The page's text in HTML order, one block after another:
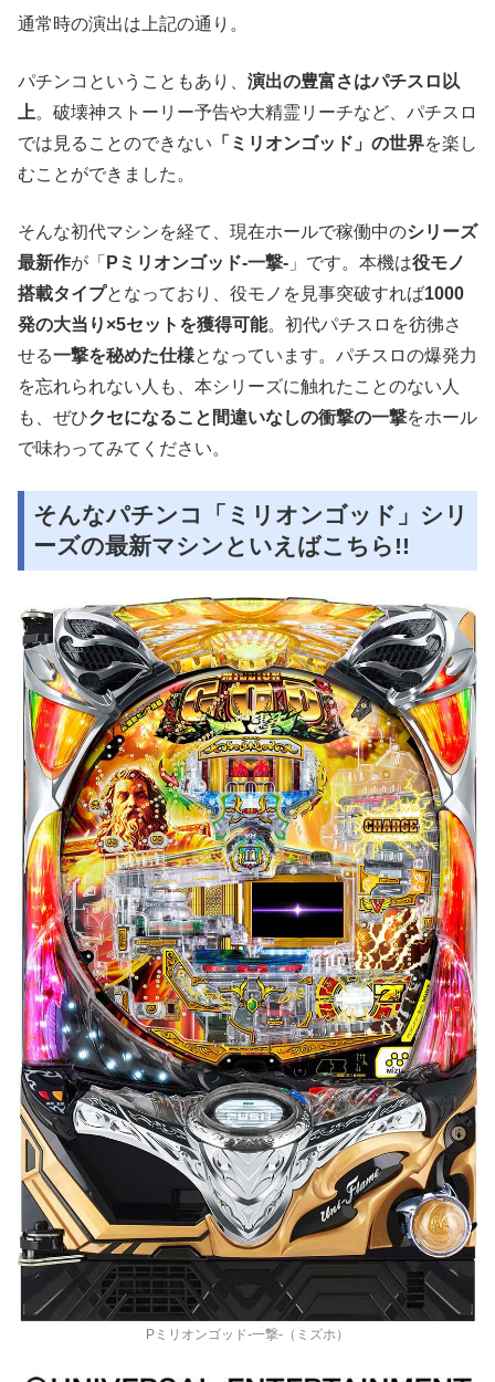
通常時の演出は上記の通り。
パチンコということもあり、 演出の豊富さはパチスロ以
上。破壊神ストーリー予告や大精霊リーチなど、パチスロ
では見ることのできない 「ミリオンゴッド」の世界を楽し
むことができました。
そんな初代マシンを経て、現在ホールで稼働中のシリーズ
最新作が「 Pミリオンゴッド‐一撃‐ 」です。本機は役モノ
搭載タイプとなっており、役モノを見事突破すれば1000
発の大当り×5セットを獲得可能。初代パチスロを彷彿さ
せる一撃を秘めた仕様となっています。パチスロの爆発力
を忘れられない人も、本シリーズに触れたことのない人
も、ぜひクセになること間違いなしの衝撃の一撃をホール
で味わってみてください。
そんなパチンコ「ミリオンゴッド」シリ
ーズの最新マシンといえばこちら!!
Pミリオンゴッド‐一撃‐（ミズホ）